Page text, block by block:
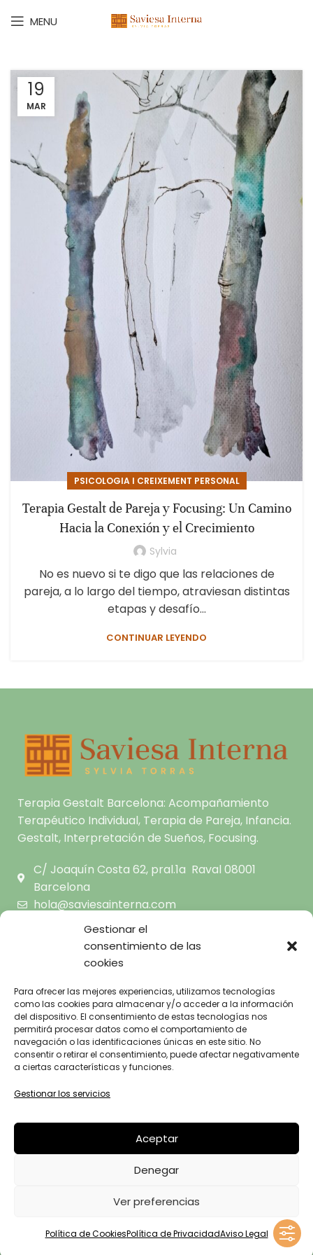
Gestionar el
consentimiento de las
cookies
Para ofrecer las mejores experiencias, utilizamos tecnologías
como las cookies para almacenar y/o acceder a la información
del dispositivo. El consentimiento de estas tecnologías nos
permitirá procesar datos como el comportamiento de
navegación o las identificaciones únicas en este sitio. No
consentir o retirar el consentimiento, puede afectar negativamente
a ciertas características y funciones.
Gestionar los servicios
Aceptar
Denegar
Ver preferencias
Política de CookiesPolítica de PrivacidadAviso Legal
MENU
19
MAR
PSICOLOGIA I CREIXEMENT PERSONAL
Terapia Gestalt de Pareja y Focusing: Un Camino
Hacia la Conexión y el Crecimiento
Sylvia
No es nuevo si te digo que las relaciones de
pareja, a lo largo del tiempo, atraviesan distintas
etapas y desafío...
CONTINUAR LEYENDO
Terapia Gestalt Barcelona: Acompañamiento
Terapéutico Individual, Terapia de Pareja, Infancia.
Gestalt, Interpretación de Sueños, Focusing.
C/ Joaquín Costa 62, pral.1a Raval 08001
Barcelona
hola@saviesainterna.com
665.681.444
TERAPIA GESTALT A TU
ALCANCE
CENTRO
BLOG
FAQ’S
AVISO LEGAL
POLÍTICA DE
PRIVACIDAD
POLÍTICA DE
COOKIES
DISEÑO Y DESARROLLO WEB
STUDIO